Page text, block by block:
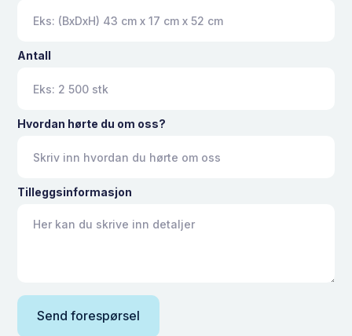
Antall
Hvordan hørte du om oss?
Tilleggsinformasjon